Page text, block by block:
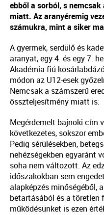
ebből a sorból, s
miatt. Az aranyéremig
számukra, mint a siker
A gyermek, serdülő és
aranyat, egy 4. és egy 7.
Akadémia fiú
módon az U12-esek
Nemcsak a számszerű
összteljesítmény miatt is:
Megérdemelt bajnoki cím
következetes, sokszor
Pedig sérülésekben,
nehézségekben egyaránt
soha nem változott. Az
időszakokban sem
alapképzés minőségéből,
betartásából és a töretlen
működésünket is ezen